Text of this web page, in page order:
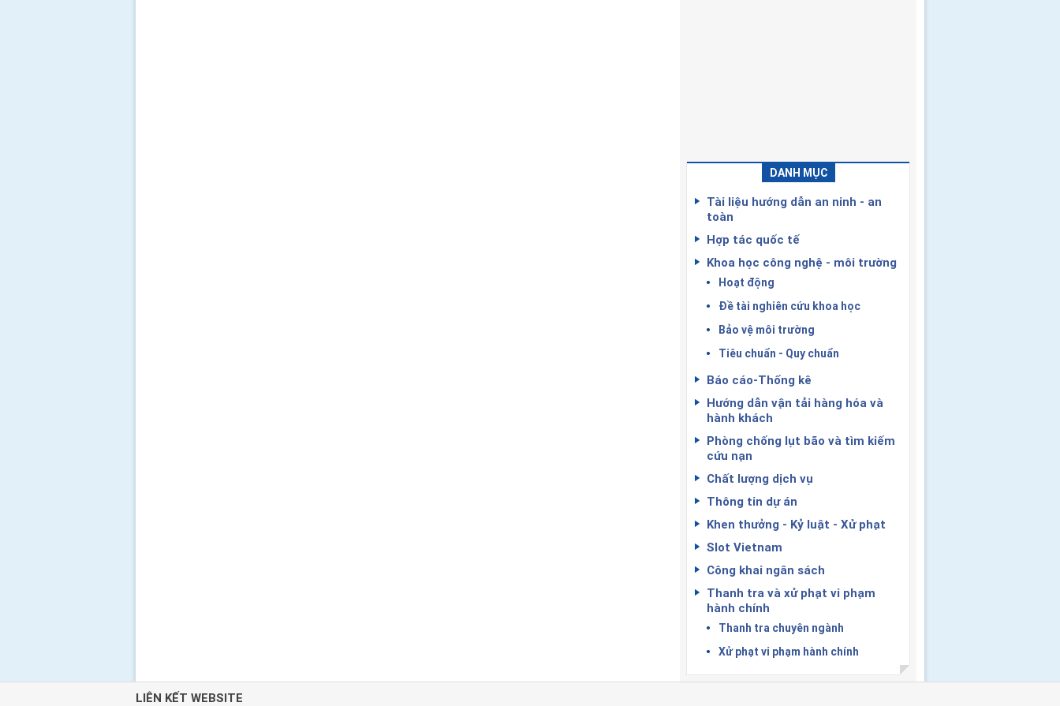
DANH MỤC
Tài liệu hướng dẫn an ninh - an
toàn
Hợp tác quốc tế
Khoa học công nghệ - môi trường
Hoạt động
Đề tài nghiên cứu khoa học
Bảo vệ môi trường
Tiêu chuẩn - Quy chuẩn
Báo cáo-Thống kê
Hướng dẫn vận tải hàng hóa và
hành khách
Phòng chống lụt bão và tìm kiếm
cứu nạn
Chất lượng dịch vụ
Thông tin dự án
Khen thưởng - Kỷ luật - Xử phạt
Slot Vietnam
Công khai ngân sách
Thanh tra và xử phạt vi phạm
hành chính
Thanh tra chuyên ngành
Xử phạt vi phạm hành chính
LIÊN KẾT WEBSITE